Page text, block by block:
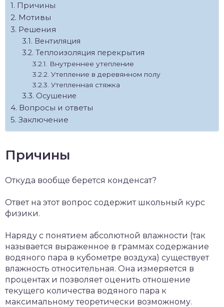
Причины
Мотивы
Решения
Вентиляция
Теплоизоляция перекрытия
Внутреннее утепление
Утепление в деревянном полу
Утепленная стяжка
Осушение
Вопросы и ответы
Заключение
Причины
Откуда вообще берется конденсат?
Ответ на этот вопрос содержит школьный курс
физики.
Наряду с понятием абсолютной влажности (так
называется выраженное в граммах содержание
водяного пара в кубометре воздуха) существует
влажность относительная. Она измеряется в
процентах и позволяет оценить отношение
текущего количества водяного пара к
максимальному теоретически возможному.